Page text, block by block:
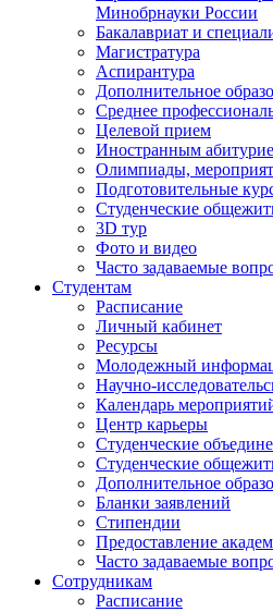
Минобрнауки России
Бакалавриат и
Магистратура
Аспирантура
Дополнительное
Среднее
Целевой прием
Иностранным
Олимпиады,
Подготовительные
Студенческие
3D тур
Фото и видео
Часто задаваемые
Студентам
Расписание
Личный кабинет
Ресурсы
Молодежный
Научно-
Календарь
Центр карьеры
Студенческие
Студенческие
Дополнительное
Бланки заявлений
Стипендии
Предоставление
Часто задаваемые
Сотрудникам
Расписание